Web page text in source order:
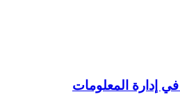
إدارة المعلومات